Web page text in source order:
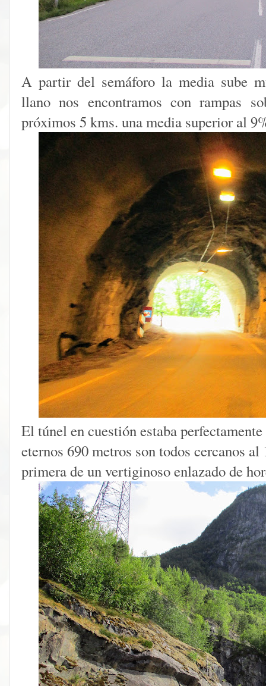
A partir del semáforo la media sube
llano nos encontramos con rampas
próximos 5 kms. una media superior al
El túnel en cuestión estaba
eternos 690 metros son todos cercanos
primera de un vertiginoso enlazado de